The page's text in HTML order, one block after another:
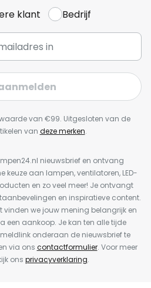
klant Bedrijf
van €99. Uitgesloten van de
van deze merken.
nieuwsbrief en ontvang
keuze aan lampen, ventilatoren, LED-
en zo veel meer! Je ontvangt
en inspiratieve content.
vinden we jouw mening belangrijk en
een aankoop. Je kan ten alle tijde
onderaan de nieuwsbrief te
via ons contactformulier. Voor meer
ons privacyverklaring.